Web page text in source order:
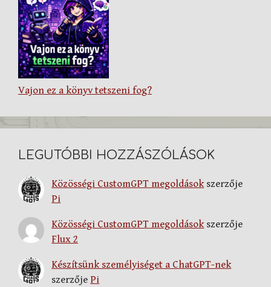
Vajon ez a könyv tetszeni fog?
LEGUTÓBBI HOZZÁSZÓLÁSOK
Közösségi CustomGPT megoldásokszerzője
Pi
Közösségi CustomGPT megoldásokszerzője
Flux 2
Készítsünk személyiséget a ChatGPT-nek
szerzője Pi